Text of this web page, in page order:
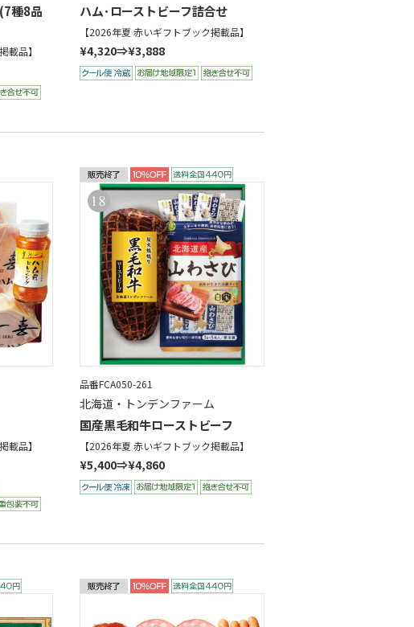
種8品
載品】
ハム･ローストビーフ詰合せ
【2026年夏 赤いギフトブック掲載品】
¥4,320⇒¥3,888
載品】
品番FCA050-261
北海道・トンデンファーム
国産黒毛和牛ローストビーフ
【2026年夏 赤いギフトブック掲載品】
¥5,400⇒¥4,860